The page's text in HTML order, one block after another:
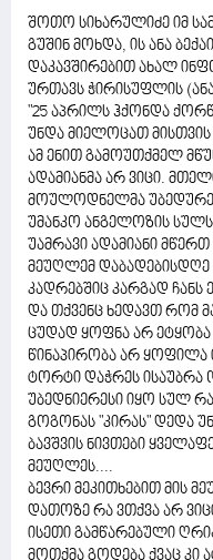
შოთო სიხარულიძე იმ
გუშინ მოხდა, ის ანა
დაკავშირებით ახალ
ურთავს ჭირისუფლის (ანა
"25 აპრილს ჰქონდა
უნდა მიელოცათ მისთვის
ამ ენით გამოუთქმელ
ადამიანმა არ ვიცი.
მოულოდნელმა
უმანკო ანგელოზის
უამრავი ადამიანი
მეუღლემ
კადრებშიც კარგად
და თქვენც ხედავთ რომ
ცუდად ყოფნა არ
წინაპირობა არ ყოფილა
ტორტი დაჭრეს ისაუბრა
უბედნიერესი იყო სულ
გოგონას "კირას" დედა
ბავშვის ნივთები
მეუღლეს....
ბევრი მეკითხებით მის
დათოზე რა ვთქვა არ
ისეთი გამწარებული
მოთქმა გოდება ქვაც კი